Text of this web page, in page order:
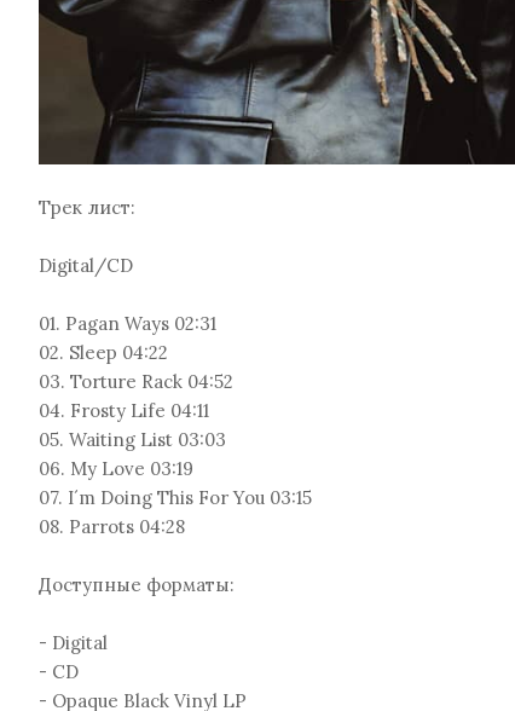
Трек лист:
Digital/CD
01. Pagan Ways 02:31
02. Sleep 04:22
03. Torture Rack 04:52
04. Frosty Life 04:11
05. Waiting List 03:03
06. My Love 03:19
07. I´m Doing This For You 03:15
08. Parrots 04:28
Доступные форматы:
- Digital
- CD
- Opaque Black Vinyl LP